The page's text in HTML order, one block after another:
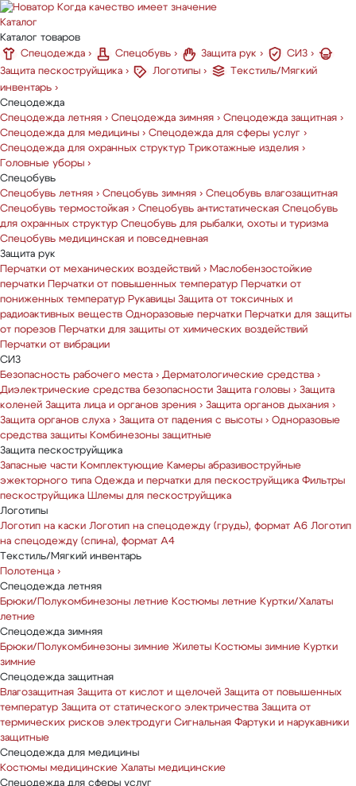
Когда качество имеет значение
Каталог
Каталог товаров
Спецодежда › Спецобувь › Защита рук › СИЗ ›
Защита пескоструйщика › Логотипы ›
Текстиль/Мягкий
инвентарь ›
Спецодежда
Спецодежда летняя › Спецодежда зимняя › Спецодежда защитная ›
Спецодежда для медицины › Спецодежда для сферы услуг ›
Спецодежда для охранных структур
Трикотажные изделия ›
Головные уборы ›
Спецобувь
Спецобувь летняя › Спецобувь зимняя › Спецобувь влагозащитная
Спецобувь термостойкая › Спецобувь антистатическая Спецобувь
для охранных структур Спецобувь для рыбалки, охоты и туризма
Спецобувь медицинская и повседневная
Защита рук
Перчатки от механических воздействий › Маслобензостойкие
перчатки
Перчатки от повышенных температур
Перчатки от
пониженных температур Рукавицы Защита от токсичных и
радиоактивных веществ Одноразовые перчатки
Перчатки для защиты
от порезов
Перчатки для защиты от химических воздействий
Перчатки от вибрации
СИЗ
Безопасность рабочего места › Дерматологические средства ›
Диэлектрические средства безопасности Защита головы › Защита
коленей Защита лица и органов зрения › Защита органов дыхания ›
Защита органов слуха › Защита от падения с высоты › Одноразовые
средства защиты Комбинезоны защитные
Защита пескоструйщика
Запасные части Комплектующие Камеры абразивоструйные
эжекторного типа Одежда и перчатки для пескоструйщика Фильтры
пескоструйщика Шлемы для пескоструйщика
Логотипы
Логотип на каски Логотип на спецодежду (грудь), формат А6 Логотип
на спецодежду (спина), формат А4
Текстиль/Мягкий инвентарь
Полотенца ›
Спецодежда летняя
Брюки/Полукомбинезоны летние Костюмы летние Куртки/Халаты
летние
Спецодежда зимняя
Брюки/Полукомбинезоны зимние Жилеты Костюмы зимние Куртки
зимние
Спецодежда защитная
Влагозащитная Защита от кислот и щелочей Защита от повышенных
температур Защита от статического электричества Защита от
термических рисков электродуги Сигнальная Фартуки и нарукавники
защитные
Спецодежда для медицины
Костюмы медицинские Халаты медицинские
Спецодежда для сферы услуг